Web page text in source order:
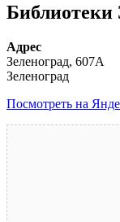
Библиотеки
Адрес
Зеленоград, 607А
Зеленоград
Посмотреть на